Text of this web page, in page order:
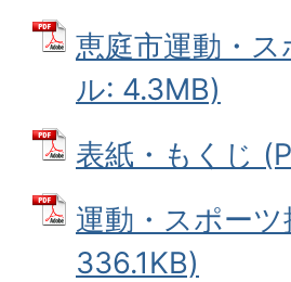
恵庭市運動・
ル: 4.3MB)
表紙・もくじ
運動・スポー
336.1KB)